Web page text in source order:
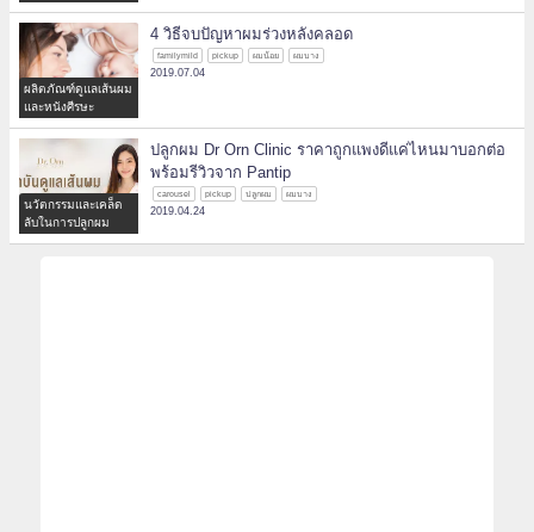
ผลิตภัณฑ์ดูแลเส้นผม
และหนังศีรษะ
4 วิธีจบปัญหาผมร่วงหลังคลอด
familymild pickup ผมน้อย ผมบาง
2019.07.04
นวัตกรรมและเคล็ด
ลับในการปลูกผม
ปลูกผม Dr Orn Clinic ราคาถูกแพงดีแค่ไหนมาบอกต่อ
พร้อมรีวิวจาก Pantip
carousel pickup ปลูกผม ผมบาง
2019.04.24